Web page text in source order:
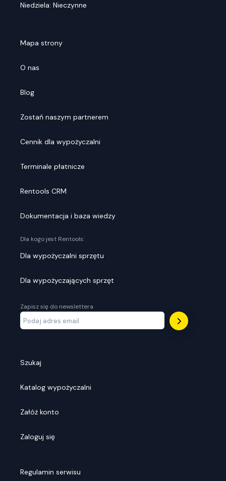
Niedziela: Nieczynne
Mapa strony
O nas
Blog
Zostań naszym partnerem
Cennik dla wypożyczalni
Terminale płatnicze
Rentools CRM
Dokumentacja i baza wiedzy
Dla kogo jest Rentools:
Dla wypożyczalni sprzętu
Dla wypożyczających sprzęt
Zapisz się do newslettera
Szukaj
Katalog wypożyczalni
Załóż konto
Zaloguj się
Regulamin serwisu